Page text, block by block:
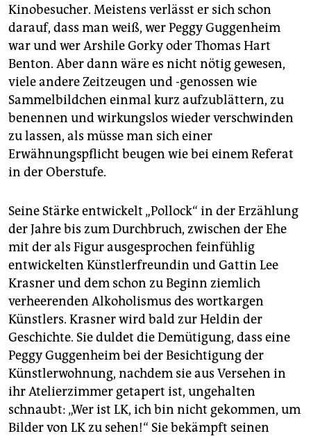
Kinobesucher. Meistens verlässt er sich schon
darauf, dass man weiß, wer Peggy Guggenheim
war und wer Arshile Gorky oder Thomas Hart
Benton. Aber dann wäre es nicht nötig gewesen,
viele andere Zeitzeugen und -genossen wie
Sammelbildchen einmal kurz aufzublättern, zu
benennen und wirkungslos wieder verschwinden
zu lassen, als müsse man sich einer
Erwähnungspflicht beugen wie bei einem Referat
in der Oberstufe.
Seine Stärke entwickelt „Pollock“ in der Erzählung
der Jahre bis zum Durchbruch, zwischen der Ehe
mit der als Figur ausgesprochen feinfühlig
entwickelten Künstlerfreundin und Gattin Lee
Krasner und dem schon zu Beginn ziemlich
verheerenden Alkoholismus des wortkargen
Künstlers. Krasner wird bald zur Heldin der
Geschichte. Sie duldet die Demütigung, dass eine
Peggy Guggenheim bei der Besichtigung der
Künstlerwohnung, nachdem sie aus Versehen in
ihr Atelierzimmer getapert ist, ungehalten
schnaubt: „Wer ist LK, ich bin nicht gekommen, um
Bilder von LK zu sehen!“ Sie bekämpft seinen